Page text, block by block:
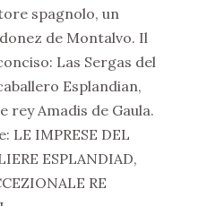
spagnolo, un
de Montalvo. Il
Las Sergas del
Esplandian,
rey Amadis de Gaula.
LE IMPRESE DEL
ESPLANDIAD,
RE